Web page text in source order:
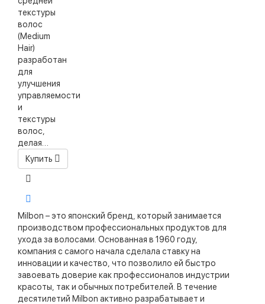
текстуры
волос
(Medium
Hair)
разработан
для
улучшения
управляемости
и
текстуры
волос,
делая…
Купить
Milbon – это японский бренд, который занимается
производством профессиональных продуктов для
ухода за волосами. Основанная в 1960 году,
компания с самого начала сделала ставку на
инновации и качество, что позволило ей быстро
завоевать доверие как профессионалов индустрии
красоты, так и обычных потребителей. В течение
десятилетий Milbon активно разрабатывает и